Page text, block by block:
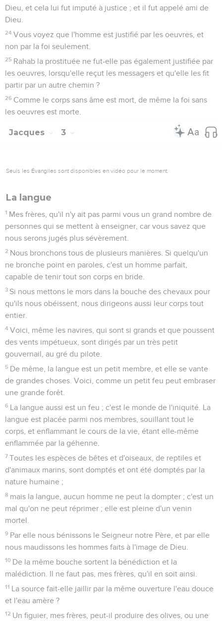
Dieu, et cela lui fut imputé à justice ; et il fut appelé ami de
Dieu.
24 Vous voyez que l'homme est justifié par les oeuvres, et
non par la foi seulement.
25 Rahab la prostituée ne fut-elle pas également justifiée par
les oeuvres, lorsqu'elle reçut les messagers et qu'elle les fit
partir par un autre chemin ?
26 Comme le corps sans âme est mort, de même la foi sans
les oeuvres est morte.
Jacques 3
Seuls les Évangiles sont disponibles en vidéo pour le moment.
La langue
1 Mes frères, qu'il n'y ait pas parmi vous un grand nombre de
personnes qui se mettent à enseigner, car vous savez que
nous serons jugés plus sévèrement.
2 Nous bronchons tous de plusieurs manières. Si quelqu'un
ne bronche point en paroles, c'est un homme parfait,
capable de tenir tout son corps en bride.
3 Si nous mettons le mors dans la bouche des chevaux pour
qu'ils nous obéissent, nous dirigeons aussi leur corps tout
entier.
4 Voici, même les navires, qui sont si grands et que poussent
des vents impétueux, sont dirigés par un très petit
gouvernail, au gré du pilote.
5 De même, la langue est un petit membre, et elle se vante
de grandes choses. Voici, comme un petit feu peut embraser
une grande forêt.
6 La langue aussi est un feu ; c'est le monde de l'iniquité. La
langue est placée parmi nos membres, souillant tout le
corps, et enflammant le cours de la vie, étant elle-même
enflammée par la géhenne.
7 Toutes les espèces de bêtes et d'oiseaux, de reptiles et
d'animaux marins, sont domptés et ont été domptés par la
nature humaine ;
8 mais la langue, aucun homme ne peut la dompter ; c'est un
mal qu'on ne peut réprimer ; elle est pleine d'un venin
mortel.
9 Par elle nous bénissons le Seigneur notre Père, et par elle
nous maudissons les hommes faits à l'image de Dieu.
10 De la même bouche sortent la bénédiction et la
malédiction. Il ne faut pas, mes frères, qu'il en soit ainsi.
11 La source fait-elle jaillir par la même ouverture l'eau douce
et l'eau amère ?
12 Un figuier, mes frères, peut-il produire des olives, ou une